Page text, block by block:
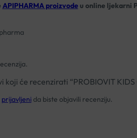
APIPHARMA proizvodeu online ljekarni
koji će recenzirati “PROBIOVIT KIDS
prijavljeni da biste objavili recenziju.